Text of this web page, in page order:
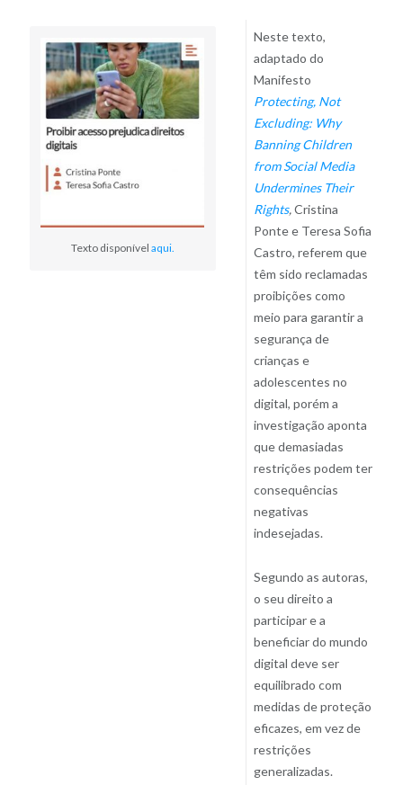
Texto disponível aqui.
Neste texto,
adaptado do
Manifesto
Protecting, Not
Excluding: Why
Banning Children
from Social Media
Undermines Their
Rights,Cristina
Ponte e Teresa Sofia
Castro, referem que
têm sido reclamadas
proibições como
meio para garantir a
segurança de
crianças e
adolescentes no
digital, porém a
investigação aponta
que demasiadas
restrições podem ter
consequências
negativas
indesejadas.
Segundo as autoras,
o seu direito a
participar e a
beneficiar do mundo
digital deve ser
equilibrado com
medidas de proteção
eficazes, em vez de
restrições
generalizadas.